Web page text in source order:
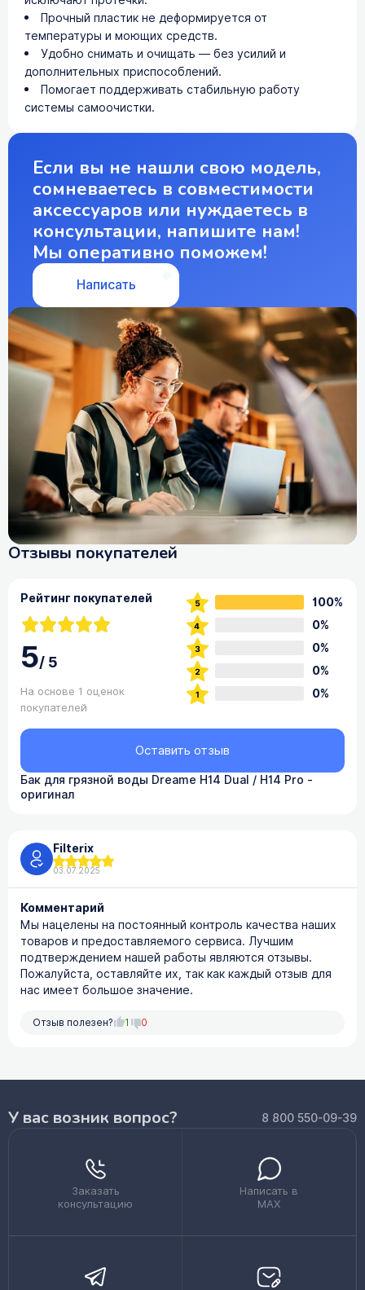
Прочный пластик не деформируется от
температуры и моющих средств.
Удобно снимать и очищать — без усилий и
дополнительных приспособлений.
Помогает поддерживать стабильную работу
системы самоочистки.
Если вы не нашли свою модель,
сомневаетесь в совместимости
аксессуаров или нуждаетесь в
консультации, напишите нам!
Мы оперативно поможем!
Написать
Отзывы покупателей
Рейтинг покупателей
5/5
На основе 1 оценок
покупателей
100%
0%
0%
0%
0%
Бак для грязной воды Dreame H14 Dual / H14 Pro -
оригинал
Оставить отзыв
Filterix
03.07.2025
Комментарий
Мы нацелены на постоянный контроль качества наших
товаров и предоставляемого сервиса. Лучшим
подтверждением нашей работы являются отзывы.
Пожалуйста, оставляйте их, так как каждый отзыв для
нас имеет большое значение.
Отзыв полезен? 1 0
У вас возник вопрос? 8 800 550-09-39
Заказать
консультацию
Написать в
MAX